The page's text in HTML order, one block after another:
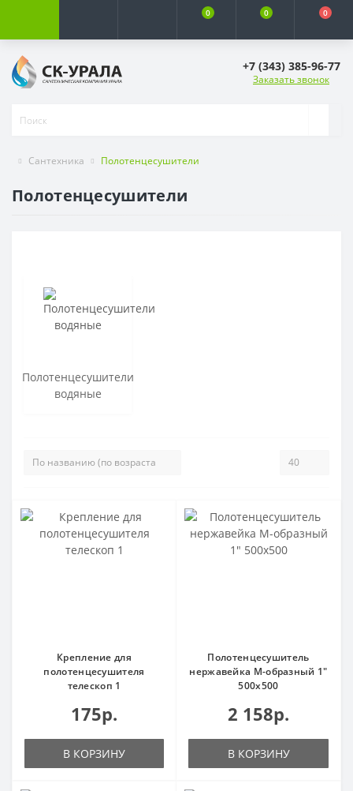
0 0 0
+7 (343) 385-96-77
Заказать звонок
Сантехника Полотенцесушители
Полотенцесушители
Полотенцесушители
водяные
Крепление для
полотенцесушителя
телескоп 1
175р.
В КОРЗИНУ
Полотенцесушитель
нержавейка М-образный 1"
500х500
2 158р.
В КОРЗИНУ